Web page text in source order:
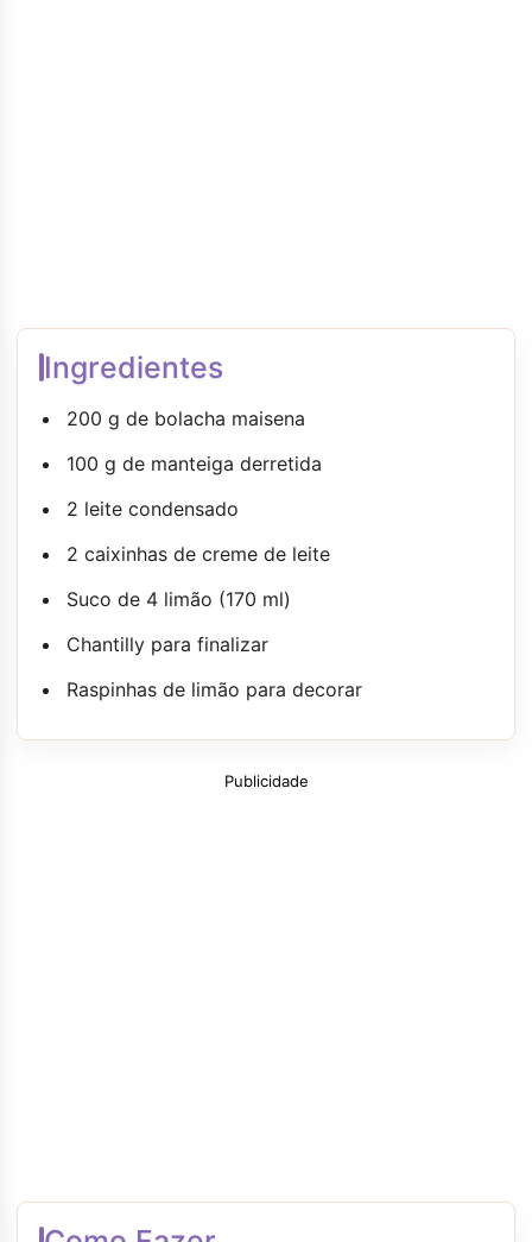
Ingredientes
200 g de bolacha maisena
100 g de manteiga derretida
2 leite condensado
2 caixinhas de creme de leite
Suco de 4 limão (170 ml)
Chantilly para finalizar
Raspinhas de limão para decorar
Publicidade